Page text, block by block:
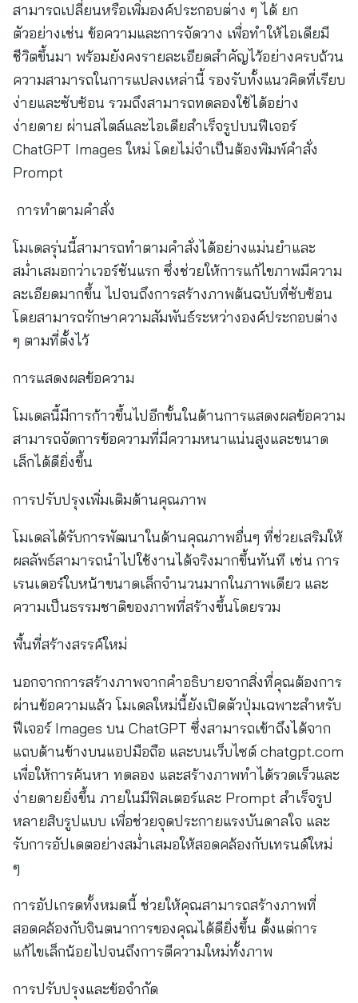
สามารถเปลี่ยนหรือเพิ่มองค์ประกอบต่าง ๆ ได้ ยก
ตัวอย่างเช่น ข้อความและการจัดวาง เพื่อทำให้ไอเดียมี
ชีวิตขึ้นมา พร้อมยังคงรายละเอียดสำคัญไว้อย่างครบถ้วน
ความสามารถในการแปลงเหล่านี้ รองรับทั้งแนวคิดที่เรียบ
ง่ายและซับซ้อน รวมถึงสามารถทดลองใช้ได้อย่าง
ง่ายดาย ผ่านสไตล์และไอเดียสำเร็จรูปบนฟีเจอร์
ChatGPT Images ใหม่ โดยไม่จำเป็นต้องพิมพ์คำสั่ง
Prompt
การทำตามคำสั่ง
โมเดลรุ่นนี้สามารถทำตามคำสั่งได้อย่างแม่นยำและ
สม่ำเสมอกว่าเวอร์ชันแรก ซึ่งช่วยให้การแก้ไขภาพมีความ
ละเอียดมากขึ้น ไปจนถึงการสร้างภาพต้นฉบับที่ซับซ้อน
โดยสามารถรักษาความสัมพันธ์ระหว่างองค์ประกอบต่าง
ๆ ตามที่ตั้งไว้
การแสดงผลข้อความ
โมเดลนี้มีการก้าวขึ้นไปอีกขั้นในด้านการแสดงผลข้อความ
สามารถจัดการข้อความที่มีความหนาแน่นสูงและขนาด
เล็กได้ดียิ่งขึ้น
การปรับปรุงเพิ่มเติมด้านคุณภาพ
โมเดลได้รับการพัฒนาในด้านคุณภาพอื่นๆ ที่ช่วยเสริมให้
ผลลัพธ์สามารถนำไปใช้งานได้จริงมากขึ้นทันที เช่น การ
เรนเดอร์ใบหน้าขนาดเล็กจำนวนมากในภาพเดียว และ
ความเป็นธรรมชาติของภาพที่สร้างขึ้นโดยรวม
พื้นที่สร้างสรรค์ใหม่
นอกจากการสร้างภาพจากคำอธิบายจากสิ่งที่คุณต้องการ
ผ่านข้อความแล้ว โมเดลใหม่นี้ยังเปิดตัวปุ่มเฉพาะสำหรับ
ฟีเจอร์ Images บน ChatGPT ซึ่งสามารถเข้าถึงได้จาก
แถบด้านข้างบนแอปมือถือ และบนเว็บไซต์ chatgpt.com
เพื่อให้การค้นหา ทดลอง และสร้างภาพทำได้รวดเร็วและ
ง่ายดายยิ่งขึ้น ภายในมีฟิลเตอร์และ Prompt สำเร็จรูป
หลายสิบรูปแบบ เพื่อช่วยจุดประกายแรงบันดาลใจ และ
รับการอัปเดตอย่างสม่ำเสมอให้สอดคล้องกับเทรนด์ใหม่
ๆ
การอัปเกรดทั้งหมดนี้ ช่วยให้คุณสามารถสร้างภาพที่
สอดคล้องกับจินตนาการของคุณได้ดียิ่งขึ้น ตั้งแต่การ
แก้ไขเล็กน้อยไปจนถึงการตีความใหม่ทั้งภาพ
การปรับปรุงและข้อจำกัด